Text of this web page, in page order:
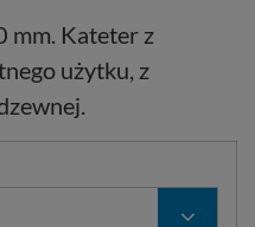
mm. Kateter z
użytku, z